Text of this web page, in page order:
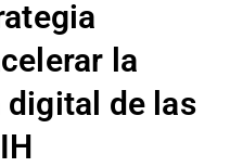
la
de las